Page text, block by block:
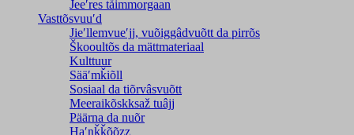
Jeeʹres tåimmorgaan
Vasttõsvuuʹd
Jieʹllemvueʹjj, vuõiggâdvuõtt da pirrõs
Škooultõs da mättmateriaal
Kulttuur
Sääʹmǩiõll
Sosiaal da tiõrvâsvuõtt
Meeraikõskksaž tuâjj
Päärna da nuõr
Haʹŋǩǩõõzz